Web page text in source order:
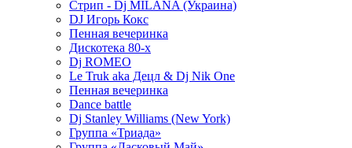
Стрип - Dj MILANA (Украина)
DJ Игорь Кокс
Пенная вечеринка
Дискотека 80-х
Dj ROMEO
Le Truk aka Децл & Dj Nik One
Пенная вечеринка
Dance battle
Dj Stanley Williams (New York)
Группа «Триада»